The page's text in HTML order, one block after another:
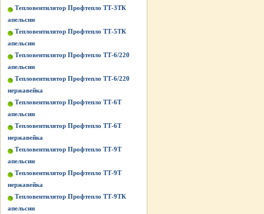
Тепловентилятор Профтепло ТТ-3ТК
апельсин
Тепловентилятор Профтепло ТТ-5ТК
апельсин
Тепловентилятор Профтепло ТТ-6/220
апельсин
Тепловентилятор Профтепло ТТ-6/220
нержавейка
Тепловентилятор Профтепло ТТ-6Т
апельсин
Тепловентилятор Профтепло ТТ-6Т
нержавейка
Тепловентилятор Профтепло ТТ-9Т
апельсин
Тепловентилятор Профтепло ТТ-9Т
нержавейка
Тепловентилятор Профтепло ТТ-9ТК
апельсин